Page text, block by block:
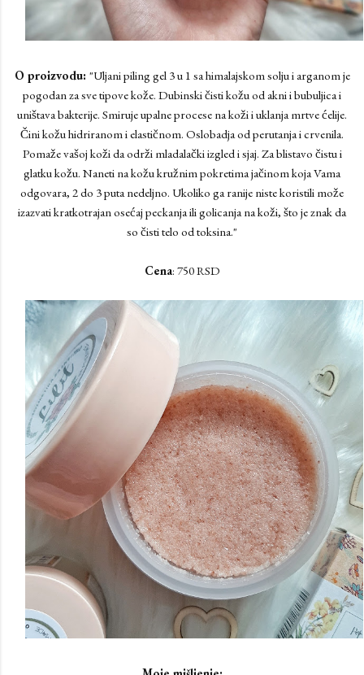
O proizvodu: "Uljani piling gel 3 u 1 sa himalajskom solju i arganom je
pogodan za sve tipove kože. Dubinski čisti kožu od akni i bubuljica i
uništava bakterije. Smiruje upalne procese na koži i uklanja mrtve ćelije.
Čini kožu hidriranom i elastičnom. Oslobadja od perutanja i crvenila.
Pomaže vašoj koži da održi mladalački izgled i sjaj. Za blistavo čistu i
glatku kožu. Naneti na kožu kružnim pokretima jačinom koja Vama
odgovara, 2 do 3 puta nedeljno. Ukoliko ga ranije niste koristili može
izazvati kratkotrajan osećaj peckanja ili golicanja na koži, što je znak da
so čisti telo od toksina."
Cena: 750 RSD